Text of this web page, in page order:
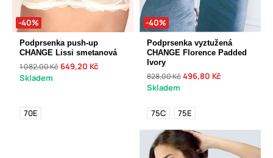
-40%
Podprsenka push-up
CHANGE Lissi smetanová
1 082,00 Kč 649,20 Kč
Skladem
70E
-40%
Podprsenka vyztužená
CHANGE Florence Padded
Ivory
828,00 Kč496,80 Kč
Skladem
75C 75E